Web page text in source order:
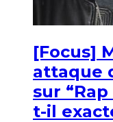
[Focus]
attaque
sur
t-il